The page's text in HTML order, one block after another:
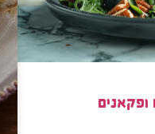
ופקאנים